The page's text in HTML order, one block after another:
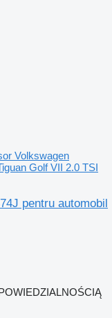
Volkswagen
Golf VII 2.0 TSI
pentru automobil